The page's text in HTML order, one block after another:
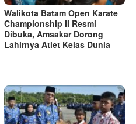
Walikota Batam Open Karate
Championship II Resmi
Dibuka, Amsakar Dorong
Lahirnya Atlet Kelas Dunia